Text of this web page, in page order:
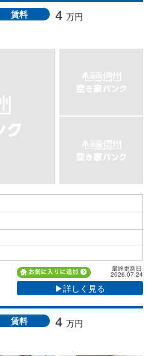
賃料 4 万円
最終更新日
2026.07.24
▶詳しく見る
賃料 4 万円